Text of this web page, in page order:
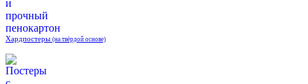
Хардпостеры (на твёрдой основе)